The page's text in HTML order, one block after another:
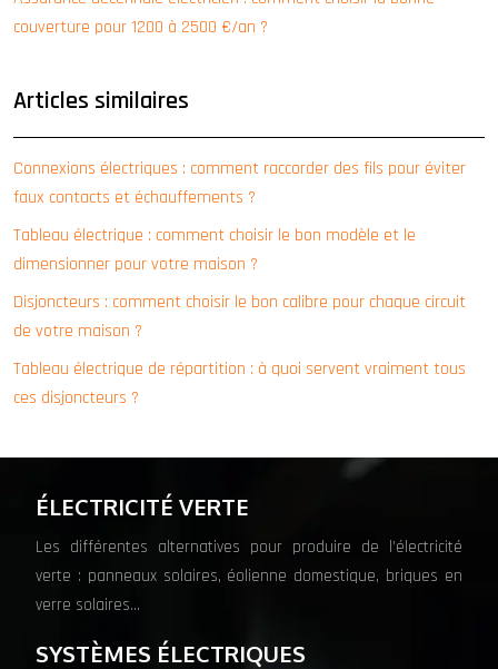
couverture pour 1200 à 2500 €/an ?
Articles similaires
Connexions électriques : comment raccorder des fils pour éviter
faux contacts et échauffements ?
Tableau électrique : comment choisir le bon modèle et le
dimensionner pour votre maison ?
Disjoncteurs : comment choisir le bon calibre pour chaque circuit
de votre maison ?
Tableau électrique de répartition : à quoi servent vraiment tous
ces disjoncteurs ?
ÉLECTRICITÉ VERTE
Les différentes alternatives pour produire de l’électricité
verte : panneaux solaires, éolienne domestique, briques en
verre solaires…
SYSTÈMES ÉLECTRIQUES